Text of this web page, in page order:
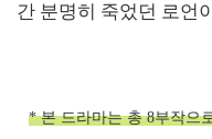
간 분명히 죽었던 로언
* 본 드라마는 총 8부작으